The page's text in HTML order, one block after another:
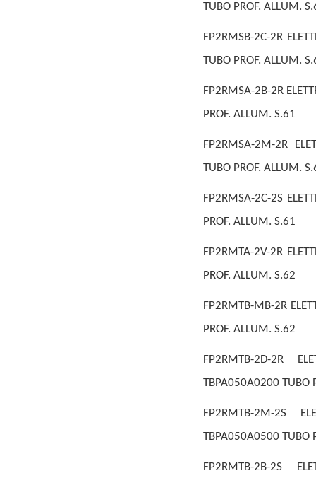
TUBO PROF. ALLUM.
FP2RMSB-2C-2R
TUBO PROF. ALLUM.
FP2RMSA-2B-2R
PROF. ALLUM. S.61
FP2RMSA-2M-2R
TUBO PROF. ALLUM.
FP2RMSA-2C-2S
PROF. ALLUM. S.61
FP2RMTA-2V-2R
PROF. ALLUM. S.62
FP2RMTB-MB-2R
PROF. ALLUM. S.62
FP2RMTB-2D-2R
TBPA050A0200 TUBO
FP2RMTB-2M-2S
TBPA050A0500 TUBO
FP2RMTB-2B-2S